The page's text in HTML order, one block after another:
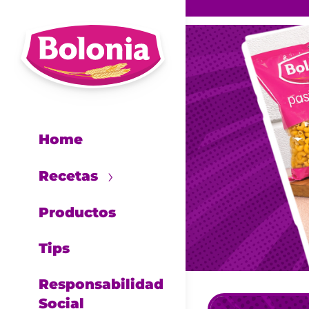
Home
Recetas
Productos
Tips
Responsabilidad
Social